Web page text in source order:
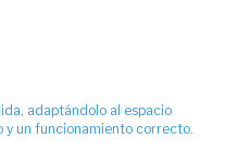
adaptándolo al espacio
y un funcionamiento correcto.